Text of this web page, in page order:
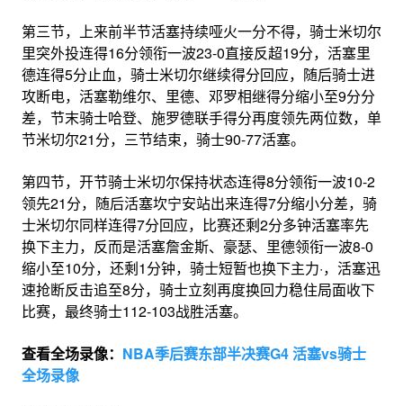
第三节，上来前半节活塞持续哑火一分不得，骑士米切尔
里突外投连得16分领衔一波23-0直接反超19分，活塞里
德连得5分止血，骑士米切尔继续得分回应，随后骑士进
攻断电，活塞勒维尔、里德、邓罗相继得分缩小至9分分
差，节末骑士哈登、施罗德联手得分再度领先两位数，单
节米切尔21分，三节结束，骑士90-77活塞。
第四节，开节骑士米切尔保持状态连得8分领衔一波10-2
领先21分，随后活塞坎宁安站出来连得7分缩小分差，骑
士米切尔同样连得7分回应，比赛还剩2分多钟活塞率先
换下主力，反而是活塞詹金斯、豪瑟、里德领衔一波8-0
缩小至10分，还剩1分钟，骑士短暂也换下主力·，活塞迅
速抢断反击追至8分，骑士立刻再度换回力稳住局面收下
比赛，最终骑士112-103战胜活塞。
查看全场录像： NBA季后赛东部半决赛G4 活塞vs骑士
全场录像